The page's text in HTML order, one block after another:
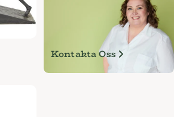
Kontakta Oss